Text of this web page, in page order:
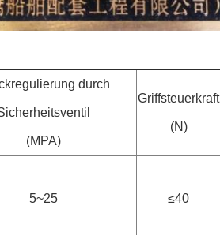
durch
(MPA)
Griffsteuerkraft
(N)
5~25 ≤40